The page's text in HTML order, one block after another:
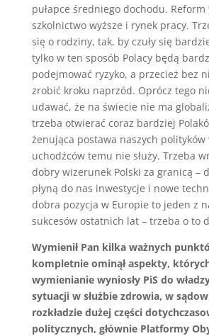
pułapce średniego dochodu. Reform
szkolnictwo wyższe i rynek pracy.
się o rodziny, tak, by czuły się
tylko w ten sposób Polacy będą
podejmować ryzyko, a przecież bez
zrobić kroku naprzód. Oprócz tego
udawać, że na świecie nie ma
trzeba otwierać coraz bardziej
żenująca postawa naszych polityków
uchodźców temu nie służy. Trzeba
dobry wizerunek Polski za granicą –
płyną do nas inwestycje i nowe
dobra pozycja w Europie to jeden z
sukcesów ostatnich lat – trzeba o to
Wymienił Pan kilka ważnych
kompletnie ominął aspekty,
wymienianie wyniosły PiS do
sytuacji w służbie zdrowia, w
rozkładzie dużej części
politycznych, głównie Platformy